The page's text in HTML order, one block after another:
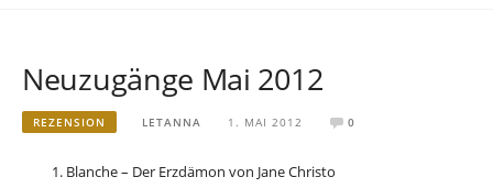
Neuzugänge Mai 2012
REZENSION LETANNA 1. MAI 2012 0
Blanche – Der Erzdämon von Jane Christo